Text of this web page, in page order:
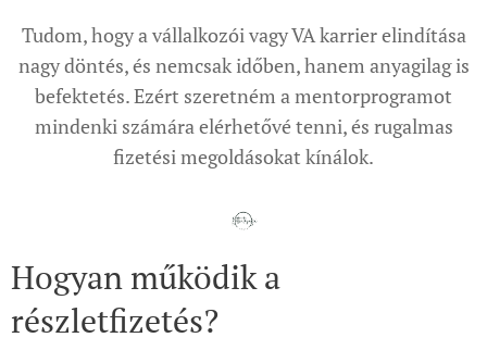
Tudom, hogy a vállalkozói vagy VA karrier elindítása
nagy döntés, és nemcsak időben, hanem anyagilag is
befektetés. Ezért szeretném a mentorprogramot
mindenki számára elérhetővé tenni, és rugalmas
fizetési megoldásokat kínálok.
Hogyan működik a
részletfizetés?